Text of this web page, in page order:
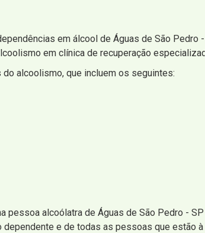
em álcool de Águas de São Pedro
em clínica de recuperação
alcoolismo, que incluem os seguintes:
alcoólatra de Águas de São Pedro -
e de todas as pessoas que estão à